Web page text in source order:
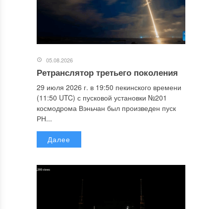
05.08.2026
Ретранслятор третьего поколения
29 июля 2026 г. в 19:50 пекинского времени
(11:50 UTC) с пусковой установки №201
космодрома Вэньчан был произведен пуск
РН...
Далее